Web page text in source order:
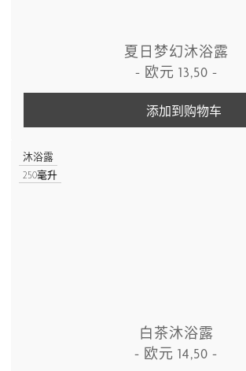
夏日梦幻沐浴露
- 欧元 13,50 -
添加到购物车
沐浴露
250毫升
白茶沐浴露
- 欧元 14,50 -